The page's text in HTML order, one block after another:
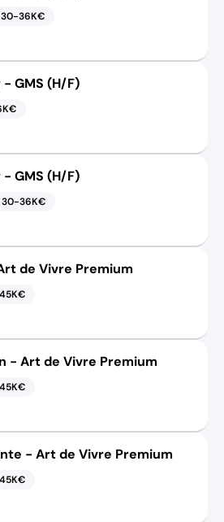
30-36K€
GMS (H/F)
GMS (H/F)
30-36K€
de Vivre Premium
- Art de Vivre Premium
- Art de Vivre Premium